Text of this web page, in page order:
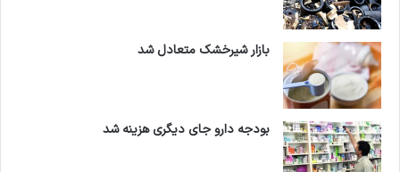
بازار شیرخشک متعادل شد
بودجه دارو جای دیگری هزینه شد